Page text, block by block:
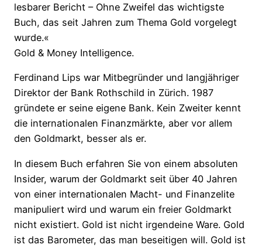
lesbarer Bericht – Ohne Zweifel das wichtigste
Buch, das seit Jahren zum Thema Gold vorgelegt
wurde.«
Gold & Money Intelligence.
Ferdinand Lips war Mitbegründer und langjähriger
Direktor der Bank Rothschild in Zürich. 1987
gründete er seine eigene Bank. Kein Zweiter kennt
die internationalen Finanzmärkte, aber vor allem
den Goldmarkt, besser als er.
In diesem Buch erfahren Sie von einem absoluten
Insider, warum der Goldmarkt seit über 40 Jahren
von einer internationalen Macht- und Finanzelite
manipuliert wird und warum ein freier Goldmarkt
nicht existiert. Gold ist nicht irgendeine Ware. Gold
ist das Barometer, das man beseitigen will. Gold ist